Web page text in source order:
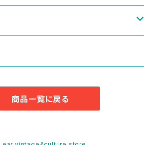
商品一覧に戻る